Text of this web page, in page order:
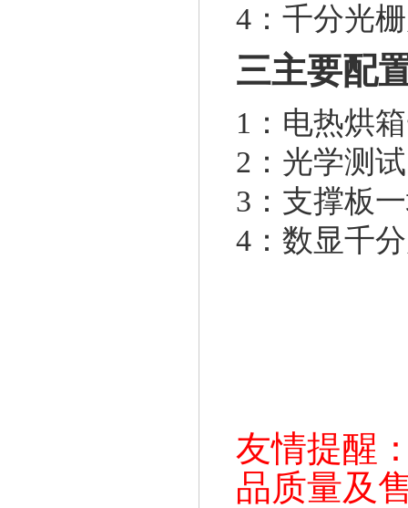
4：千分光
三主要配
1：电热烘
2：光学测
3：支撑板
4：数显千
友情提醒
品质量及